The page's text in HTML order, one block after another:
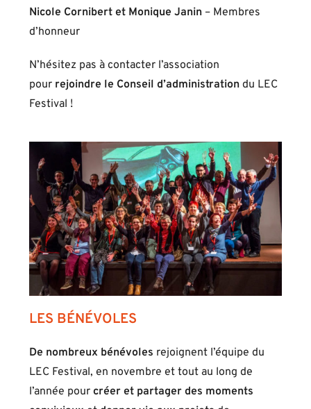
Nicole Cornibert et Monique Janin – Membres
d’honneur
N’hésitez pas à contacter l’association
pour rejoindre le Conseil d’administration du LEC
Festival !
LES BÉNÉVOLES
De nombreux bénévoles rejoignent l’équipe du
LEC Festival, en novembre et tout au long de
l’année pourcréer et partager des moments